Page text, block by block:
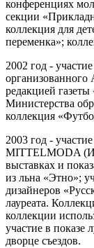
конференциях
секции
коллекция для
переменка»;
2002 год -
редакцией
Министерства
коллекция
2003 год -
MITTELMODA
выставках и
из льна «Этно»;
дизайнеров
лауреата.
коллекции
участие в показе
дворце съездов.